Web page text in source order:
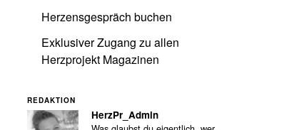
Herzensgespräch buchen
Exklusiver Zugang zu allen
Herzprojekt Magazinen
REDAKTION
HerzPr_Admin